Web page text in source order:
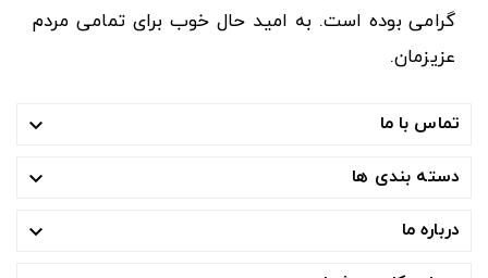
گرامی بوده است. به امید حال خوب برای تمامی مردم
عزیزمان.
تماس با ما 
دسته بندی ها 
درباره ما 